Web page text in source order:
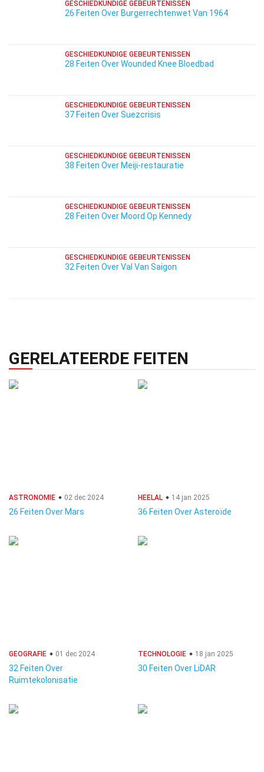
GESCHIEDKUNDIGE GEBEURTENISSEN
26 Feiten Over Burgerrechtenwet Van 1964
GESCHIEDKUNDIGE GEBEURTENISSEN
28 Feiten Over Wounded Knee Bloedbad
GESCHIEDKUNDIGE GEBEURTENISSEN
37 Feiten Over Suezcrisis
GESCHIEDKUNDIGE GEBEURTENISSEN
38 Feiten Over Meiji-restauratie
GESCHIEDKUNDIGE GEBEURTENISSEN
28 Feiten Over Moord Op Kennedy
GESCHIEDKUNDIGE GEBEURTENISSEN
32 Feiten Over Val Van Saigon
GERELATEERDE FEITEN
ASTRONOMIE 02 dec 2024
26 Feiten Over Mars
HEELAL 14 jan 2025
36 Feiten Over Asteroïde
GEOGRAFIE 01 dec 2024
32 Feiten Over
Ruimtekolonisatie
TECHNOLOGIE 18 jan 2025
30 Feiten Over LiDAR